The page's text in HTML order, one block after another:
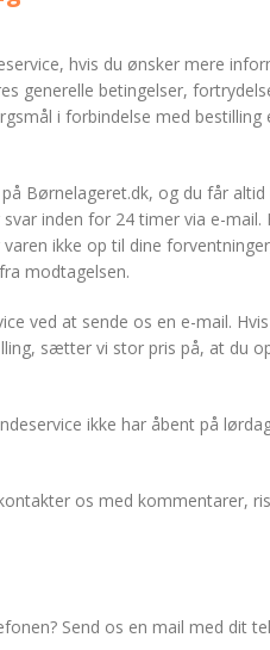
hvis du ønsker mere
generelle betingelser,
i forbindelse med bestilling
Børnelageret.dk, og du får
inden for 24 timer via e-mail.
ikke op til dine
modtagelsen.
ved at sende os en e-mail.
sætter vi stor pris på, at du
ikke har åbent på
os med kommentarer,
Send os en mail med dit